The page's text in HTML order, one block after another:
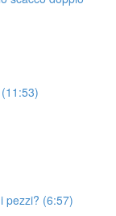
pezzi? (6:57)